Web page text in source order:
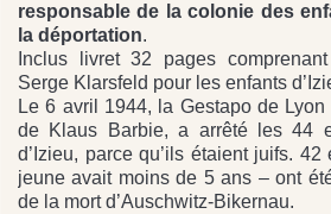
responsable de la colonie des
la déportation.
Inclus livret 32 pages
Serge Klarsfeld pour les enfants
Le 6 avril 1944, la Gestapo de
de Klaus Barbie, a arrêté les 44
d’Izieu, parce qu’ils étaient juifs.
jeune avait moins de 5 ans – ont
de la mort d’Auschwitz-Bikernau.